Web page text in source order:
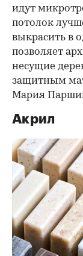
идут
потолок
выкрасить в
позволяет
несущие
защитным
Мария
Акрил